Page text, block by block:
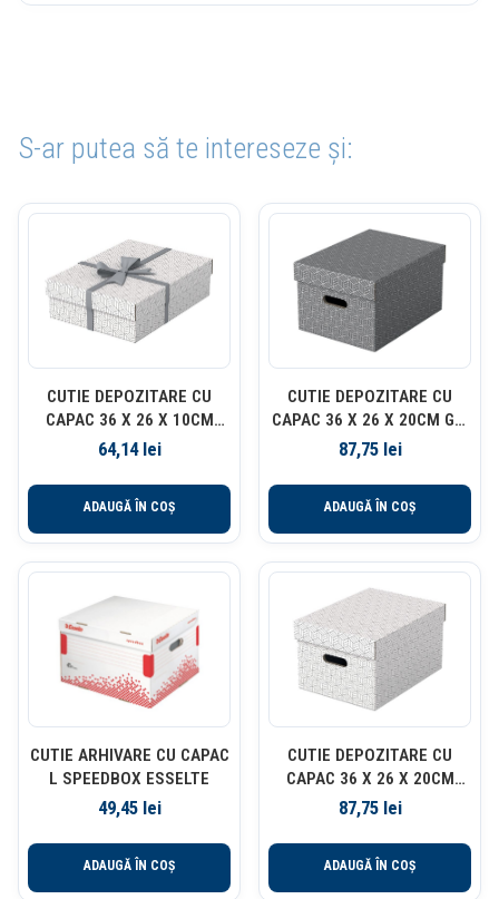
S-ar putea să te intereseze și:
CUTIE DEPOZITARE CU
CAPAC 36 X 26 X 10CM
ALBA RECYCLED ESSELTE
64,14 lei
ADAUGĂ ÎN COȘ
CUTIE DEPOZITARE CU
CAPAC 36 X 26 X 20CM GRI
RECYCLED FSC 3/SET
87,75 lei
ADAUGĂ ÎN COȘ
CUTIE ARHIVARE CU CAPAC
L SPEEDBOX ESSELTE
49,45 lei
ADAUGĂ ÎN COȘ
CUTIE DEPOZITARE CU
CAPAC 36 X 26 X 20CM
ALBA RECYCLED FSC 3/SET
87,75 lei
ADAUGĂ ÎN COȘ